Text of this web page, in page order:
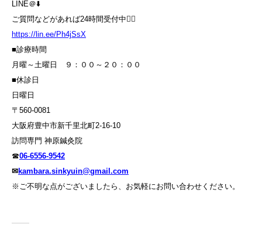
LINE＠⬇️
ご質問などがあれば24時間受付中💁‍♀️
https://lin.ee/Ph4jSsX
■診療時間
月曜～土曜日 ９：００～２０：００
■休診日
日曜日
〒560-0081
大阪府豊中市新千里北町2-16-10
訪問専門 神原鍼灸院
☎06-6556-9542
✉kambara.sinkyuin@gmail.com
※ご不明な点がございましたら、お気軽にお問い合わせください。